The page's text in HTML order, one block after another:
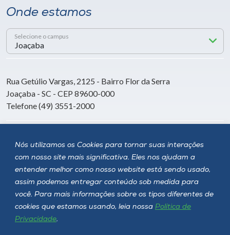
Nós utilizamos os Cookies para tornar suas interações
com nosso site mais significativa. Eles nos ajudam a
entender melhor como nosso website está sendo usado,
assim podemos entregar conteúdo sob medida para
você. Para mais informações sobre os tipos diferentes de
cookies que estamos usando, leia nossa Política de
Privacidade.
Onde estamos
Selecione o campus
Rua Getúlio Vargas, 2125 - Bairro Flor da Serra
Joaçaba - SC - CEP 89600-000
Telefone (49) 3551-2000
Siga a Unoesc